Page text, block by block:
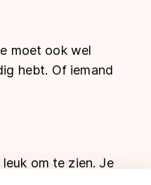
moet ook wel
hebt. Of iemand
om te zien. Je